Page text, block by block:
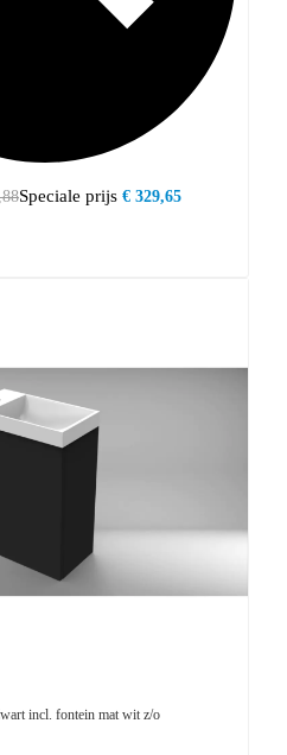
Speciale prijs € 329,65
incl. fontein mat wit z/o